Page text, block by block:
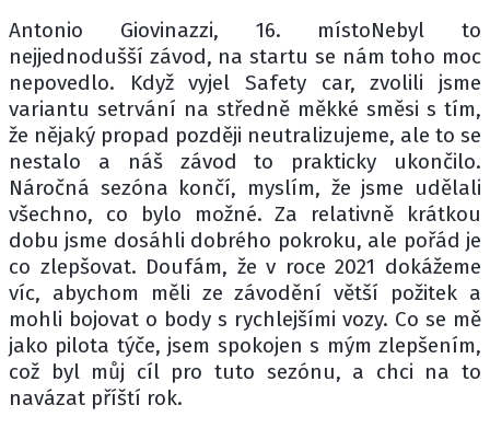
Antonio Giovinazzi, 16. místoNebyl to
nejjednodušší závod, na startu se nám toho moc
nepovedlo. Když vyjel Safety car, zvolili jsme
variantu setrvání na středně měkké směsi s tím,
že nějaký propad později neutralizujeme, ale to se
nestalo a náš závod to prakticky ukončilo.
Náročná sezóna končí, myslím, že jsme udělali
všechno, co bylo možné. Za relativně krátkou
dobu jsme dosáhli dobrého pokroku, ale pořád je
co zlepšovat. Doufám, že v roce 2021 dokážeme
víc, abychom měli ze závodění větší požitek a
mohli bojovat o body s rychlejšími vozy. Co se mě
jako pilota týče, jsem spokojen s mým zlepšením,
což byl můj cíl pro tuto sezónu, a chci na to
navázat příští rok.